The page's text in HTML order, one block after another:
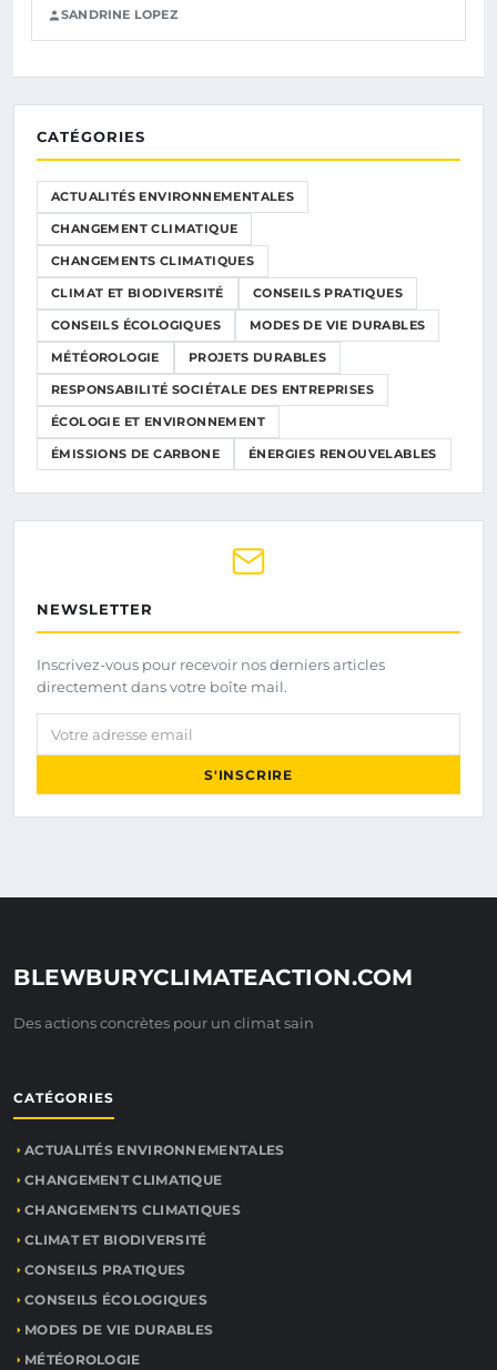
SANDRINE LOPEZ
CATÉGORIES
ACTUALITÉS ENVIRONNEMENTALES
CHANGEMENT CLIMATIQUE
CHANGEMENTS CLIMATIQUES
CLIMAT ET BIODIVERSITÉ CONSEILS PRATIQUES
CONSEILS ÉCOLOGIQUES MODES DE VIE DURABLES
MÉTÉOROLOGIE PROJETS DURABLES
RESPONSABILITÉ SOCIÉTALE DES ENTREPRISES
ÉCOLOGIE ET ENVIRONNEMENT
ÉMISSIONS DE CARBONE ÉNERGIES RENOUVELABLES
NEWSLETTER
Inscrivez-vous pour recevoir nos derniers articles
directement dans votre boîte mail.
Votre adresse email
S'INSCRIRE
BLEWBURYCLIMATEACTION.COM
Des actions concrètes pour un climat sain
CATÉGORIES
ACTUALITÉS ENVIRONNEMENTALES
CHANGEMENT CLIMATIQUE
CHANGEMENTS CLIMATIQUES
CLIMAT ET BIODIVERSITÉ
CONSEILS PRATIQUES
CONSEILS ÉCOLOGIQUES
MODES DE VIE DURABLES
MÉTÉOROLOGIE